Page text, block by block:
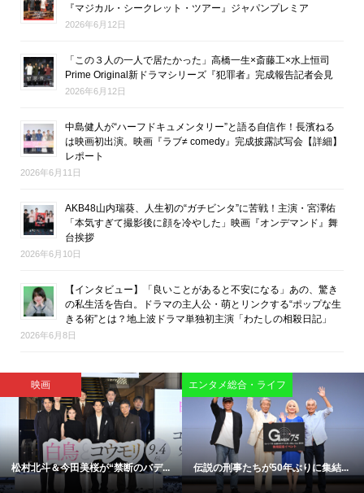
『マジカル・シークレット・ツアー』ジャパンプレミア
2026年6月12日
「この３人の一人で居たかった」高橋一生×斎藤工×水上恒司
Prime Original新ドラマシリーズ『犯罪者』完成報告記者会見
2026年6月12日
中島健人が“ハーフドキュメンタリー”と語る自信作！長濱ねる
は映画初出演。映画『ラブ≠ comedy』完成披露試写会【詳細】
レポート
2026年6月11日
AKB48山内瑞葵、人生初の“ガチビンタ”に苦戦！主演・宮澤佑
「本気すぎて撮影後に顔を冷やした」映画『オンデマンド』舞
台挨拶
2026年6月10日
【インタビュー】「良いことがあると不安になる」あの、驚き
の私生活を告白。ドラマの主人公・萌とリンクする“ポップな生
きる術”とは？地上波ドラマ単独初主演「わたしの相殺日記」
2026年6月8日
映画
「今日もぼけ日和ですね」―大竹
し...
映画
「涙の先に救いがある」椎名零監...